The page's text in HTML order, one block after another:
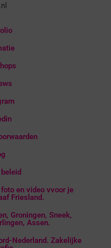
en video vvoor je
Friesland.
Groningen, Sneek,
Assen.
Nederland. Zakelijke